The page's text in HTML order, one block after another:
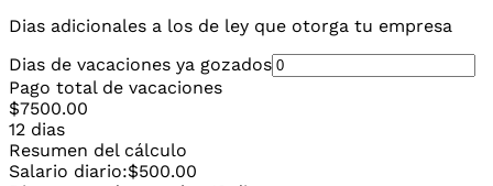
Dias adicionales a los de ley que otorga tu empresa
Dias de vacaciones ya gozados
Pago total de vacaciones
$7500.00
12 dias
Resumen del cálculo
Salario diario:$500.00